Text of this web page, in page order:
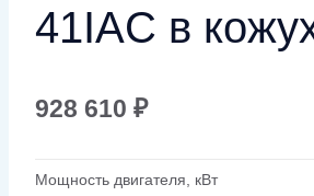
41IAC в
928 610 ₽
Мощность двигателя, кВт